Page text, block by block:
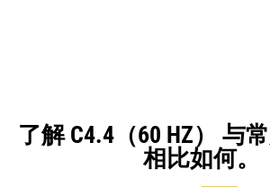
了解 C4.4（60 HZ） 与
相比如何。